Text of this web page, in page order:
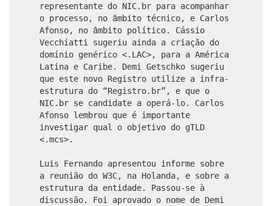
representante do NIC.br para acompanhar
o processo, no âmbito técnico, e Carlos
Afonso, no âmbito político. Cássio
Vecchiatti sugeriu ainda a criação do
domínio genérico <.LAC>, para a América
Latina e Caribe. Demi Getschko sugeriu
que este novo Registro utilize a infra-
estrutura do “Registro.br”, e que o
NIC.br se candidate a operá-lo. Carlos
Afonso lembrou que é importante
investigar qual o objetivo do gTLD
<.mcs>.
Luis Fernando apresentou informe sobre
a reunião do W3C, na Holanda, e sobre a
estrutura da entidade. Passou-se à
discussão. Foi aprovado o nome de Demi